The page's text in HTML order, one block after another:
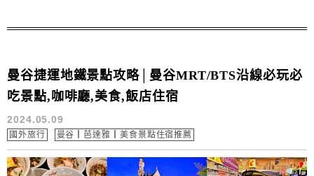
曼谷捷運地鐵景點攻略│曼谷MRT/BTS沿線必玩必
吃景點,咖啡廳,美食,飯店住宿
2024.05.09
國外旅行 曼谷┃芭達雅┃美食景點住宿推薦